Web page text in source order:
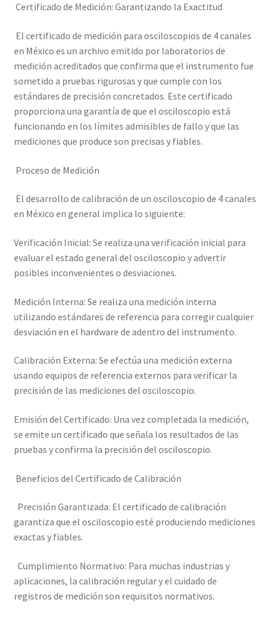
Productos calibrados con certificado de Calibración
Servicios de calibración eléctrica
Sobre Nosotros – Elekmed México
Soporte
Tienda
Trayectoria de Elekmed México
Visión de Elekmed México
Certificado de Medición: Garantizando la Exactitud
El certificado de medición para osciloscopios de 4 canales
en México es un archivo emitido por laboratorios de
medición acreditados que confirma que el instrumento fue
sometido a pruebas rigurosas y que cumple con los
estándares de precisión concretados. Este certificado
proporciona una garantía de que el osciloscopio está
funcionando en los límites admisibles de fallo y que las
mediciones que produce son precisas y fiables.
Proceso de Medición
El desarrollo de calibración de un osciloscopio de 4 canales
en México en general implica lo siguiente:
Verificación Inicial: Se realiza una verificación inicial para
evaluar el estado general del osciloscopio y advertir
posibles inconvenientes o desviaciones.
Medición Interna: Se realiza una medición interna
utilizando estándares de referencia para corregir cualquier
desviación en el hardware de adentro del instrumento.
Calibración Externa: Se efectúa una medición externa
usando equipos de referencia externos para verificar la
precisión de las mediciones del osciloscopio.
Emisión del Certificado: Una vez completada la medición,
se emite un certificado que señala los resultados de las
pruebas y confirma la precisión del osciloscopio.
Beneficios del Certificado de Calibración
Precisión Garantizada: El certificado de calibración
garantiza que el osciloscopio esté produciendo mediciones
exactas y fiables.
Cumplimiento Normativo: Para muchas industrias y
aplicaciones, la calibración regular y el cuidado de
registros de medición son requisitos normativos.